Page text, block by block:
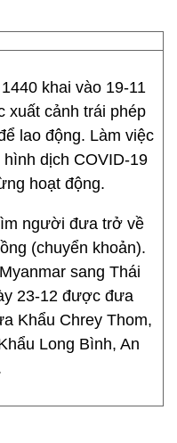
khai vào 19-11
xuất cảnh trái phép
lao động. Làm việc
dịch COVID-19
hoạt động.
người đưa trở về
(chuyển khoản).
sang Thái
23-12 được đưa
Khẩu Chrey Thom,
Long Bình, An